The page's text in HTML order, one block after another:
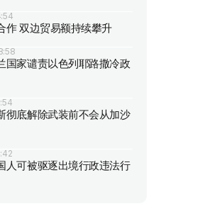
作 双边贸易额持续攀升
国家谴责以色列耶路撒冷政
彻底解除武装前不会从加沙
人可被驱逐出境行政违法行